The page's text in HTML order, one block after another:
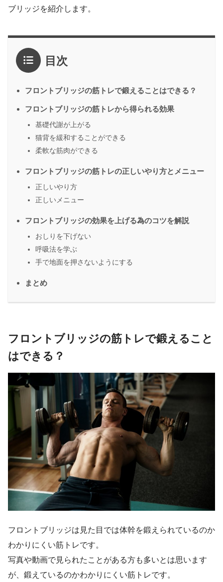
ブリッジを紹介します。
目次
フロントブリッジの筋トレで鍛えることはできる？
フロントブリッジの筋トレから得られる効果
基礎代謝が上がる
猫背を緩和することができる
柔軟な筋肉ができる
フロントブリッジの筋トレの正しいやり方とメニュー
正しいやり方
正しいメニュー
フロントブリッジの効果を上げる為のコツを解説
おしりを下げない
呼吸法を学ぶ
手で地面を押さないようにする
まとめ
フロントブリッジの筋トレで鍛えること
はできる？
フロントブリッジは見た目では体幹を鍛えられているのか
わかりにくい筋トレです。
写真や動画で見られたことがある方も多いとは思います
が、鍛えているのかわかりにくい筋トレです。